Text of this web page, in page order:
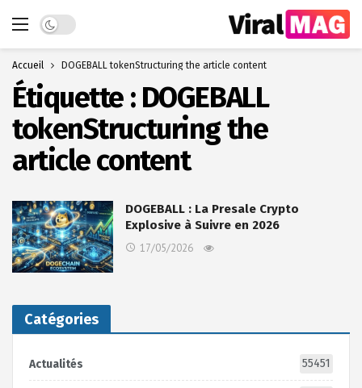
Dark mode
Accueil DOGEBALL tokenStructuring the article content
Étiquette : DOGEBALL
tokenStructuring the
article content
DOGEBALL : La Presale Crypto
Explosive à Suivre en 2026
17/05/2026
Catégories
Actualités 55451